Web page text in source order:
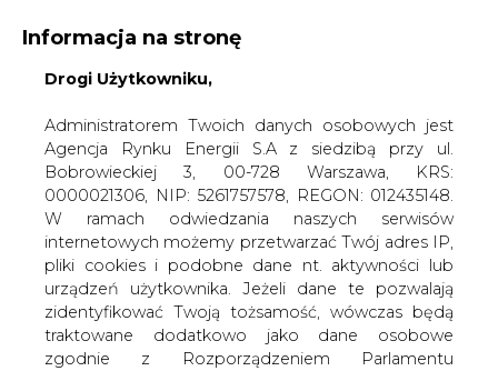
KONTAKT:
WYDAWCA PORTALU:
WYSOKI KONTRAST WIELKOŚĆ TEKSTU A A
ZALOGUJ SIĘ
Informacja na stronę
Drogi Użytkowniku,
Administratorem Twoich danych osobowych jest
Agencja Rynku Energii S.A z siedzibą przy ul.
Bobrowieckiej 3, 00-728 Warszawa, KRS:
0000021306, NIP: 5261757578, REGON: 012435148.
W ramach odwiedzania naszych serwisów
internetowych możemy przetwarzać Twój adres IP,
pliki cookies i podobne dane nt. aktywności lub
urządzeń użytkownika. Jeżeli dane te pozwalają
zidentyfikować Twoją tożsamość, wówczas będą
traktowane dodatkowo jako dane osobowe
zgodnie z Rozporządzeniem Parlamentu